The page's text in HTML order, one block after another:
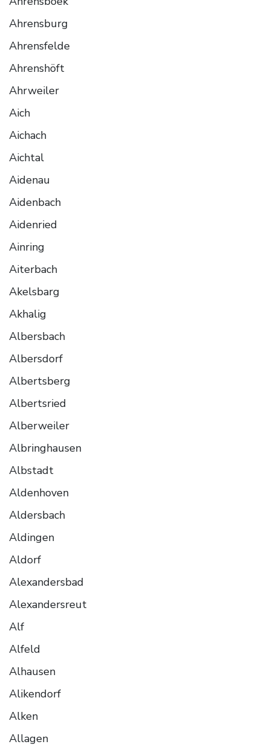
Ahrensburg
Ahrensfelde
Ahrenshöft
Ahrweiler
Aich
Aichach
Aichtal
Aidenau
Aidenbach
Aidenried
Ainring
Aiterbach
Akelsbarg
Akhalig
Albersbach
Albersdorf
Albertsberg
Albertsried
Alberweiler
Albringhausen
Albstadt
Aldenhoven
Aldersbach
Aldingen
Aldorf
Alexandersbad
Alexandersreut
Alf
Alfeld
Alhausen
Alikendorf
Alken
Allagen